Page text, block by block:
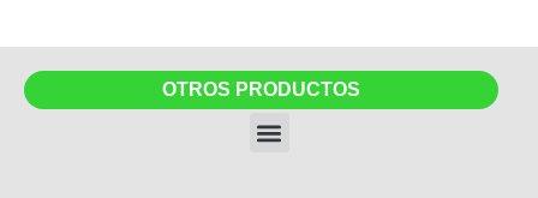
OTROS PRODUCTOS